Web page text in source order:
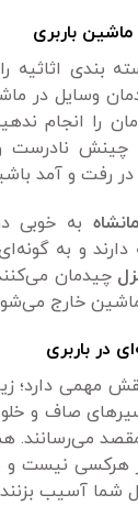
باربری
اثاثیه
وسایل در
را انجام
چینش نادرست
رفت و آمد
به خوبی
و به
چیدمان
ماشین خارج
در باربری
مهمی دارد؛
صاف و
می‌رسانند.
هرکسی نیست
شما آسیب